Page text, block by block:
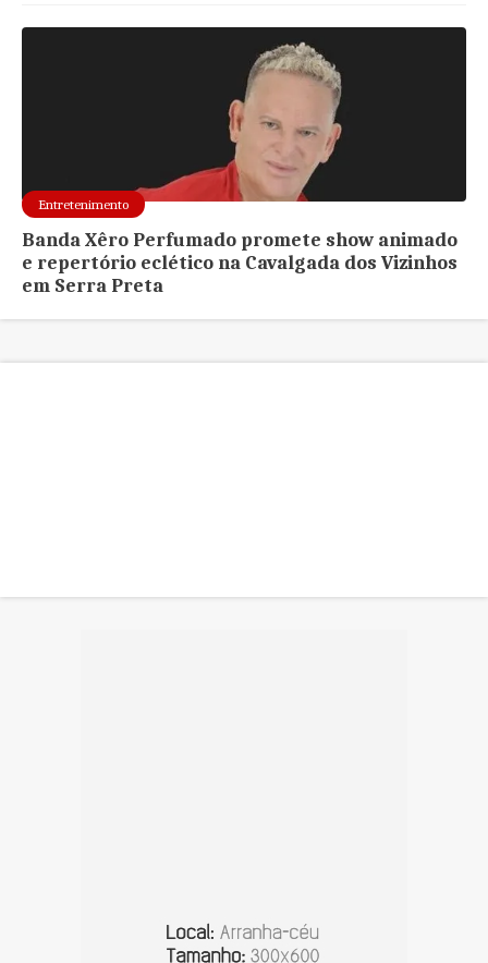
Entretenimento
Banda Xêro Perfumado promete show animado
e repertório eclético na Cavalgada dos Vizinhos
em Serra Preta